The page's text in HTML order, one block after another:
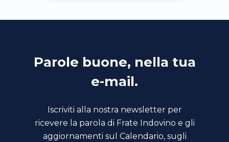
Parole buone, nella tua
e-mail.
Iscriviti alla nostra newsletter per
ricevere la parola di Frate Indovino e gli
aggiornamenti sul Calendario, sugli